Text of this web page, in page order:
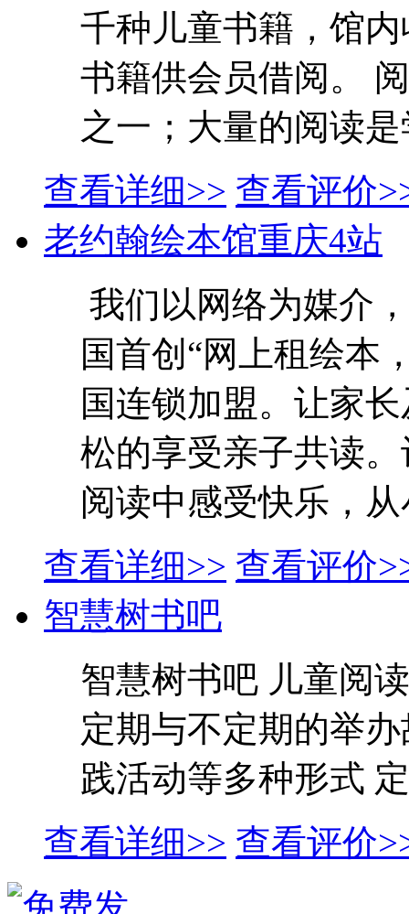
千种儿童书籍，馆
书籍供会员借阅。
之一；大量的阅读
查看详细>> 查看评价
老约翰绘本馆重庆4站
我们以网络为媒介
国首创“网上租绘本
国连锁加盟。让家
松的享受亲子共读
阅读中感受快乐，
查看详细>> 查看评价
智慧树书吧
智慧树书吧 儿童阅
定期与不定期的举
践活动等多种形式
查看详细>> 查看评价